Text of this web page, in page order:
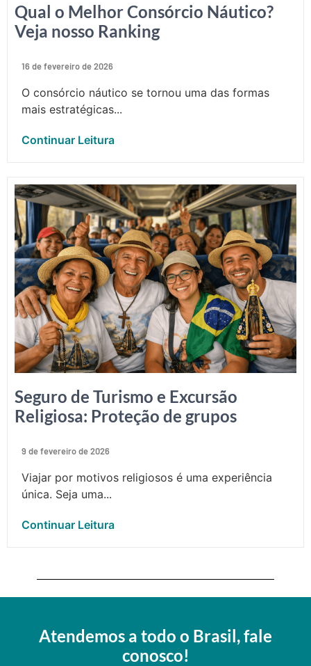
Qual o Melhor Consórcio Náutico?
Veja nosso Ranking
16 de fevereiro de 2026
O consórcio náutico se tornou uma das formas
mais estratégicas...
Continuar Leitura
Seguro de Turismo e Excursão
Religiosa: Proteção de grupos
9 de fevereiro de 2026
Viajar por motivos religiosos é uma experiência
única. Seja uma...
Continuar Leitura
Atendemos a todo o Brasil, fale
conosco!